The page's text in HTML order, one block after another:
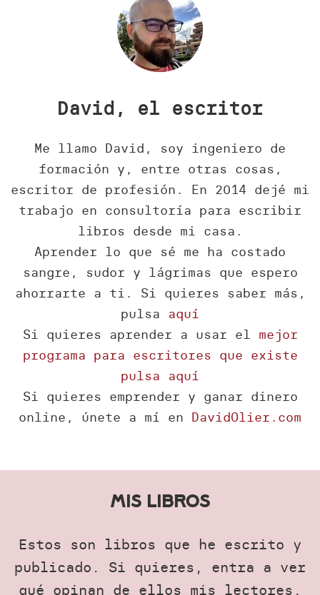
David, el escritor
Me llamo David, soy ingeniero de
formación y, entre otras cosas,
escritor de profesión. En 2014 dejé mi
trabajo en consultoría para escribir
libros desde mi casa.
Aprender lo que sé me ha costado
sangre, sudor y lágrimas que espero
ahorrarte a ti. Si quieres saber más,
pulsa aquí
Si quieres aprender a usar el mejor
programa para escritores que existe
pulsa aquí
Si quieres emprender y ganar dinero
online, únete a mí en DavidOlier.com
Mis libros
Estos son libros que he escrito y
publicado. Si quieres, entra a ver
qué opinan de ellos mis lectores,